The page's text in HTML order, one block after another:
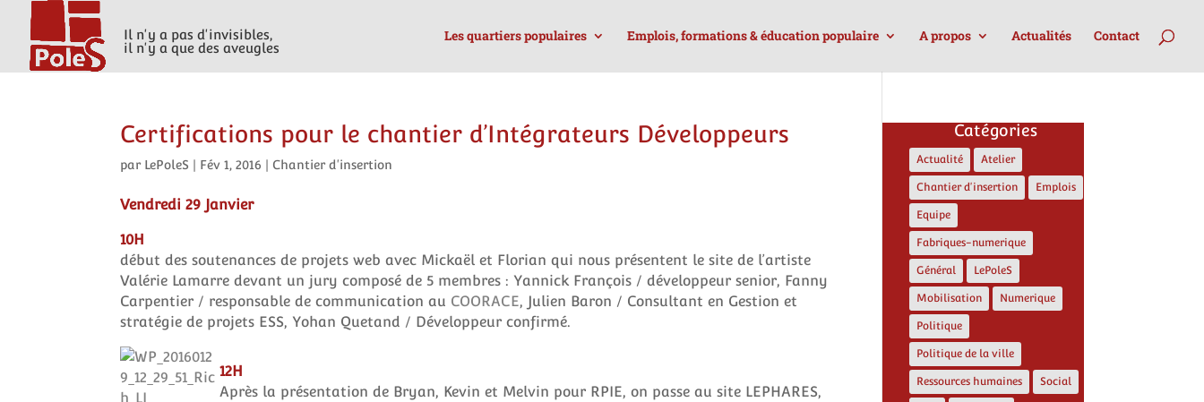
Il n'y a pas d'invisibles,
il n'y a que des aveugles
Les quartiers populaires Emplois, formations & éducation populaire A propos Actualités Contact
Certifications pour le chantier d’Intégrateurs Développeurs
par LePoleS Fév 1, 2016 Chantier d'insertion
Vendredi 29 Janvier
10H
début des soutenances de projets web avec Mickaël et Florian qui nous présentent le site de l’artiste
Valérie Lamarre devant un jury composé de 5 membres : Yannick François / développeur senior, Fanny
Carpentier / responsable de communication au COORACE, Julien Baron / Consultant en Gestion et
stratégie de projets ESS, Yohan Quetand / Développeur confirmé.
12H
Après la présentation de Bryan, Kevin et Melvin pour RPIE, on passe au site LEPHARES,
Catégories
Actualité Atelier
Chantier d'insertion Emplois
Equipe
Fabriques-numerique
Général LePoleS
Mobilisation Numerique
Politique
Politique de la ville
Ressources humaines Social